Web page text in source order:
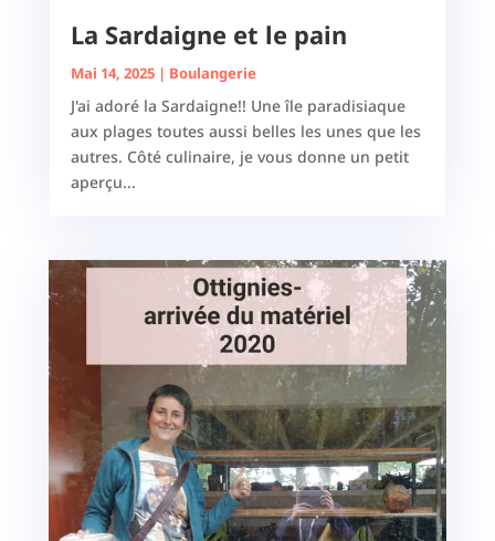
La Sardaigne et le pain
Mai 14, 2025| Boulangerie
J'ai adoré la Sardaigne!! Une île paradisiaque
aux plages toutes aussi belles les unes que les
autres. Côté culinaire, je vous donne un petit
aperçu...